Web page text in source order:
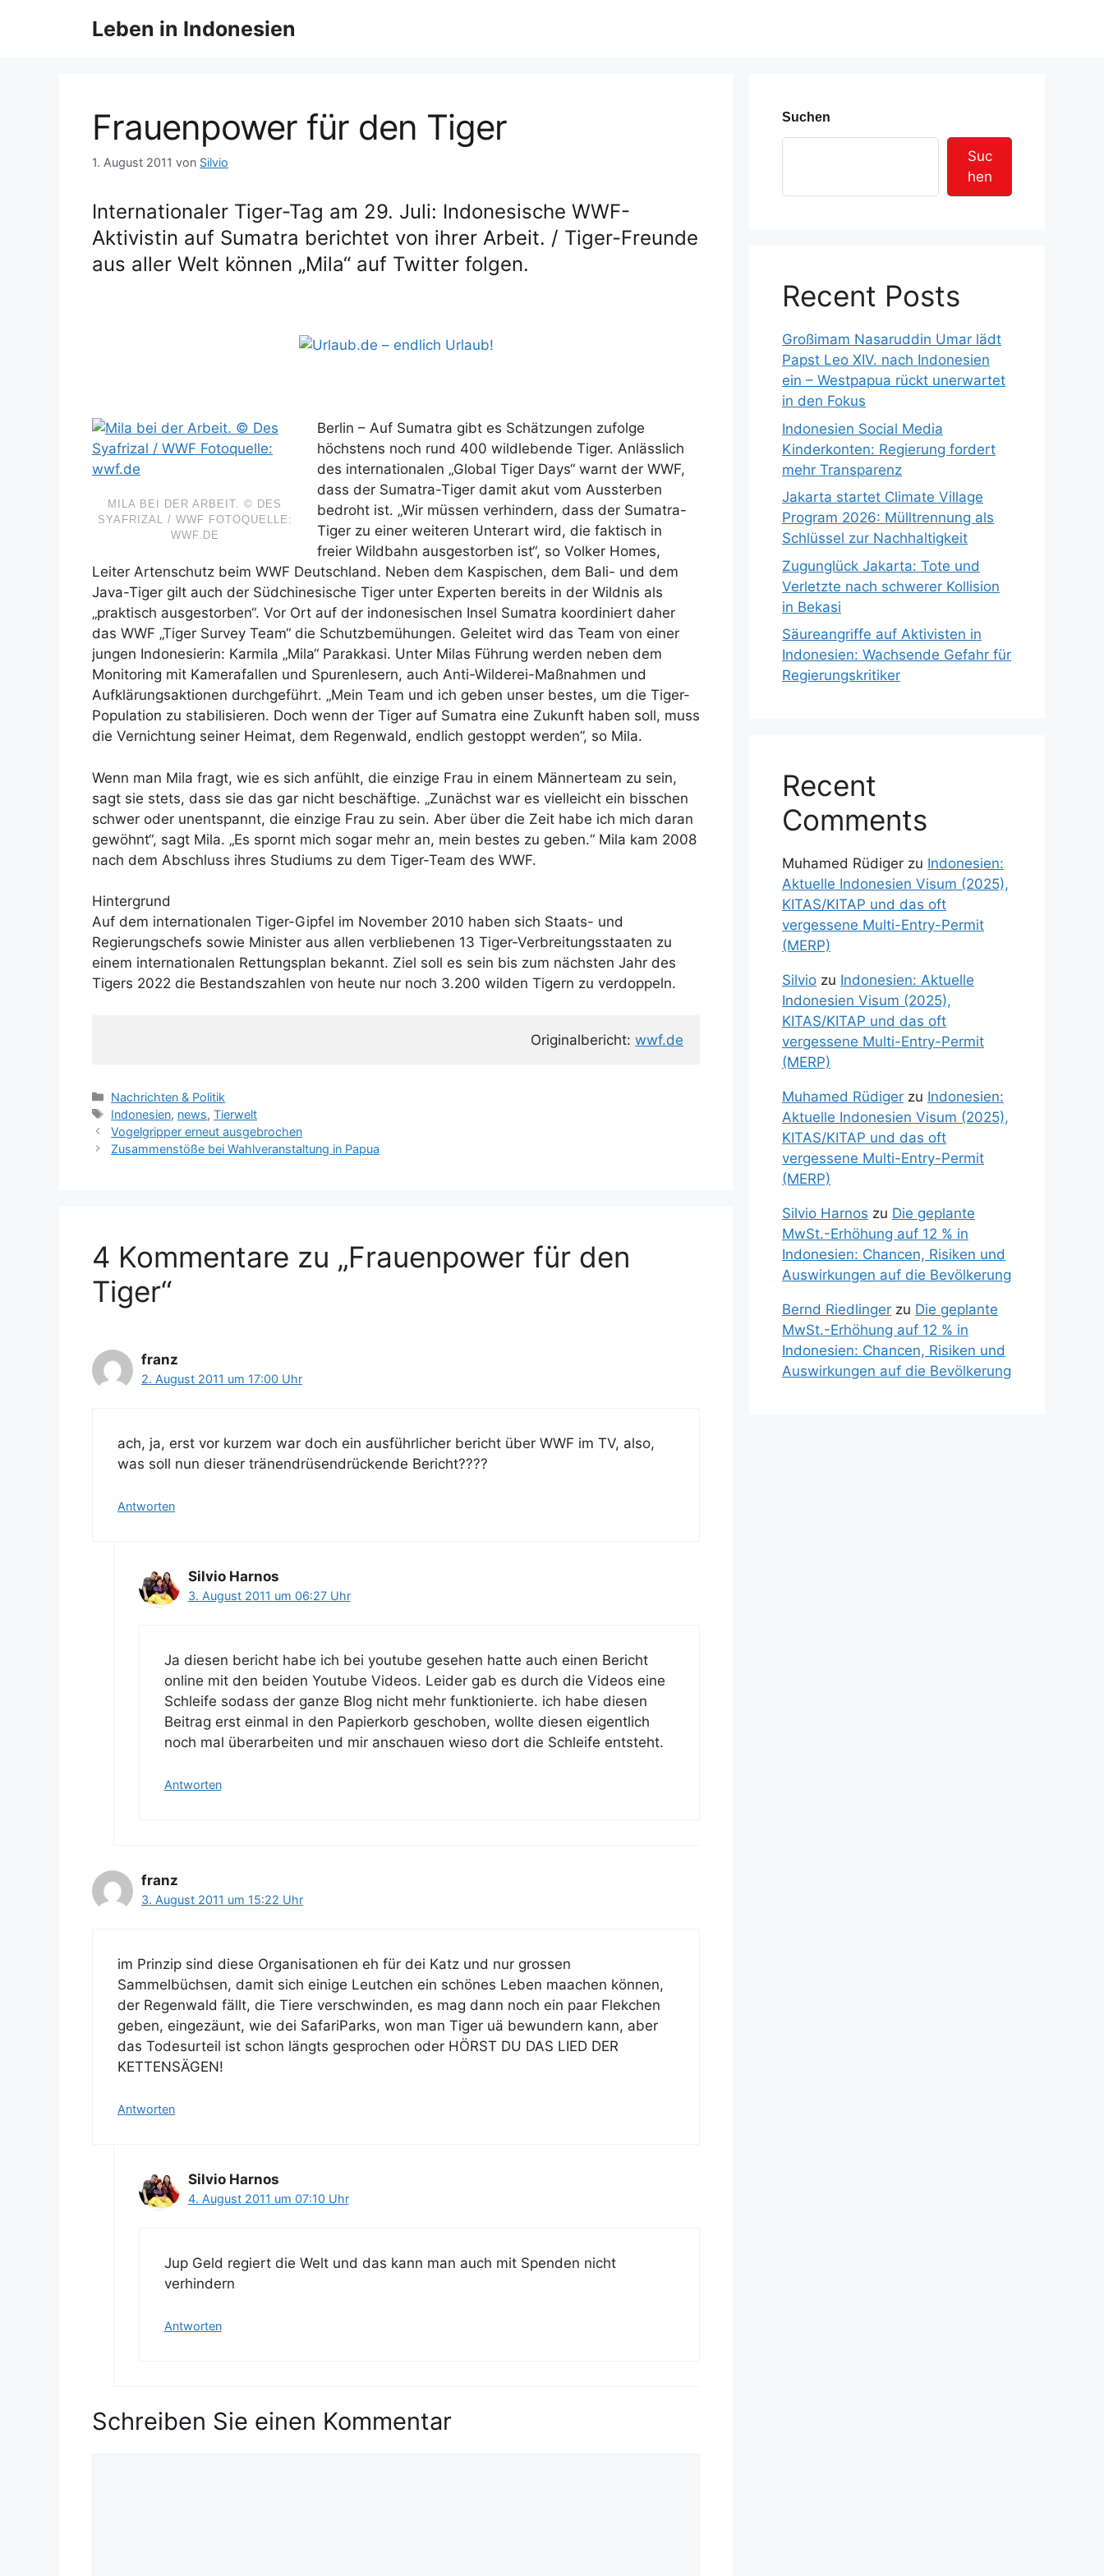
Leben in Indonesien
Frauenpower für den Tiger
1. August 2011 von Silvio
Internationaler Tiger-Tag am 29. Juli: Indonesische WWF-
Aktivistin auf Sumatra berichtet von ihrer Arbeit. / Tiger-Freunde
aus aller Welt können „Mila“ auf Twitter folgen.
MILA BEI DER ARBEIT. © DES
SYAFRIZAL / WWF FOTOQUELLE:
WWF.DE
Berlin – Auf Sumatra gibt es Schätzungen zufolge
höchstens noch rund 400 wildlebende Tiger. Anlässlich
des internationalen „Global Tiger Days“ warnt der WWF,
dass der Sumatra-Tiger damit akut vom Aussterben
bedroht ist. „Wir müssen verhindern, dass der Sumatra-
Tiger zu einer weiteren Unterart wird, die faktisch in
freier Wildbahn ausgestorben ist“, so Volker Homes,
Leiter Artenschutz beim WWF Deutschland. Neben dem Kaspischen, dem Bali- und dem
Java-Tiger gilt auch der Südchinesische Tiger unter Experten bereits in der Wildnis als
„praktisch ausgestorben“. Vor Ort auf der indonesischen Insel Sumatra koordiniert daher
das WWF „Tiger Survey Team“ die Schutzbemühungen. Geleitet wird das Team von einer
jungen Indonesierin: Karmila „Mila“ Parakkasi. Unter Milas Führung werden neben dem
Monitoring mit Kamerafallen und Spurenlesern, auch Anti-Wilderei-Maßnahmen und
Aufklärungsaktionen durchgeführt. „Mein Team und ich geben unser bestes, um die Tiger-
Population zu stabilisieren. Doch wenn der Tiger auf Sumatra eine Zukunft haben soll, muss
die Vernichtung seiner Heimat, dem Regenwald, endlich gestoppt werden”, so Mila.
Wenn man Mila fragt, wie es sich anfühlt, die einzige Frau in einem Männerteam zu sein,
sagt sie stets, dass sie das gar nicht beschäftige. „Zunächst war es vielleicht ein bisschen
schwer oder unentspannt, die einzige Frau zu sein. Aber über die Zeit habe ich mich daran
gewöhnt“, sagt Mila. „Es spornt mich sogar mehr an, mein bestes zu geben.“ Mila kam 2008
nach dem Abschluss ihres Studiums zu dem Tiger-Team des WWF.
Hintergrund
Auf dem internationalen Tiger-Gipfel im November 2010 haben sich Staats- und
Regierungschefs sowie Minister aus allen verbliebenen 13 Tiger-Verbreitungsstaaten zu
einem internationalen Rettungsplan bekannt. Ziel soll es sein bis zum nächsten Jahr des
Tigers 2022 die Bestandszahlen von heute nur noch 3.200 wilden Tigern zu verdoppeln.
Originalbericht: wwf.de
K
a
t
e
Nachrichten & Politik
S
c
h
e
r
Indonesien, news,Tierwelt
Vogelgripper erneut ausgebrochen
Zusammenstöße bei Wahlveranstaltung in Papua
4 Kommentare zu „Frauenpower für den
Tiger“
franz
2. August 2011 um 17:00 Uhr
ach, ja, erst vor kurzem war doch ein ausführlicher bericht über WWF im TV, also,
was soll nun dieser tränendrüsendrückende Bericht????
Antworten
Silvio Harnos
3. August 2011 um 06:27 Uhr
Ja diesen bericht habe ich bei youtube gesehen hatte auch einen Bericht
online mit den beiden Youtube Videos. Leider gab es durch die Videos eine
Schleife sodass der ganze Blog nicht mehr funktionierte. ich habe diesen
Beitrag erst einmal in den Papierkorb geschoben, wollte diesen eigentlich
noch mal überarbeiten und mir anschauen wieso dort die Schleife entsteht.
Antworten
franz
3. August 2011 um 15:22 Uhr
im Prinzip sind diese Organisationen eh für dei Katz und nur grossen
Sammelbüchsen, damit sich einige Leutchen ein schönes Leben maachen können,
der Regenwald fällt, die Tiere verschwinden, es mag dann noch ein paar Flekchen
geben, eingezäunt, wie dei SafariParks, won man Tiger uä bewundern kann, aber
das Todesurteil ist schon längts gesprochen oder HÖRST DU DAS LIED DER
KETTENSÄGEN!
Antworten
Silvio Harnos
4. August 2011 um 07:10 Uhr
Jup Geld regiert die Welt und das kann man auch mit Spenden nicht
verhindern
Antworten
Schreiben Sie einen Kommentar
Suchen
Suc
hen
Recent Posts
Großimam Nasaruddin Umar lädt
Papst Leo XIV. nach Indonesien
ein – Westpapua rückt unerwartet
in den Fokus
Indonesien Social Media
Kinderkonten: Regierung fordert
mehr Transparenz
Jakarta startet Climate Village
Program 2026: Mülltrennung als
Schlüssel zur Nachhaltigkeit
Zugunglück Jakarta: Tote und
Verletzte nach schwerer Kollision
in Bekasi
Säureangriffe auf Aktivisten in
Indonesien: Wachsende Gefahr für
Regierungskritiker
Recent
Comments
Muhamed Rüdiger zu Indonesien:
Aktuelle Indonesien Visum (2025),
KITAS/KITAP und das oft
vergessene Multi-Entry-Permit
(MERP)
Silvio zu Indonesien: Aktuelle
Indonesien Visum (2025),
KITAS/KITAP und das oft
vergessene Multi-Entry-Permit
(MERP)
Muhamed Rüdiger zu Indonesien:
Aktuelle Indonesien Visum (2025),
KITAS/KITAP und das oft
vergessene Multi-Entry-Permit
(MERP)
Silvio Harnos zu Die geplante
MwSt.-Erhöhung auf 12 % in
Indonesien: Chancen, Risiken und
Auswirkungen auf die Bevölkerung
Bernd Riedlinger zu Die geplante
MwSt.-Erhöhung auf 12 % in
Indonesien: Chancen, Risiken und
Auswirkungen auf die Bevölkerung